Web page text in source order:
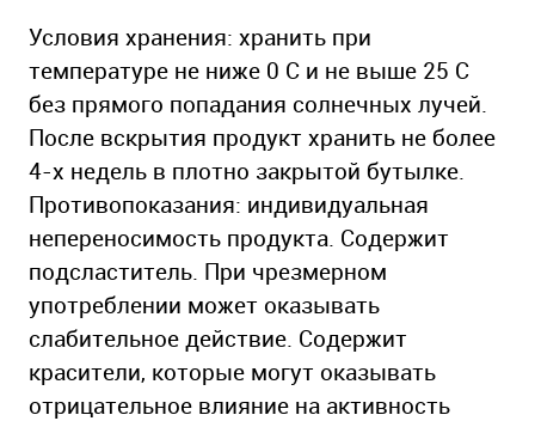
Условия хранения: хранить при
температуре не ниже 0 С и не выше 25 С
без прямого попадания солнечных лучей.
После вскрытия продукт хранить не более
4-х недель в плотно закрытой бутылке.
Противопоказания: индивидуальная
непереносимость продукта. Содержит
подсластитель. При чрезмерном
употреблении может оказывать
слабительное действие. Содержит
красители, которые могут оказывать
отрицательное влияние на активность